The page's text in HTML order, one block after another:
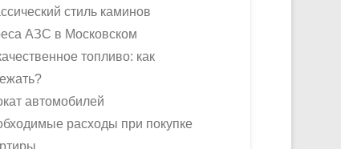
стиль каминов
АЗС в Московском
топливо: как
автомобилей
расходы при покупке